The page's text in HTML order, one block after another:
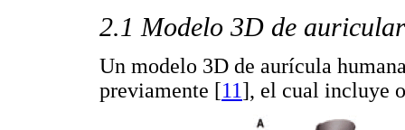
2.1 Modelo 3D de
Un modelo 3D de aurícula
previamente [11], el cual incluye